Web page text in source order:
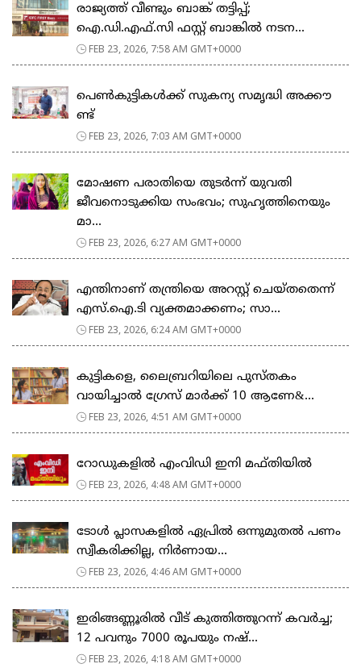
രാജ്യത്ത് വീണ്ടും ബാങ്ക് തട്ടിപ്പ്;
ഐ.ഡി.എഫ്.സി ഫസ്റ്റ് ബാങ്കിൽ നടന...
FEB 23, 2026, 7:58 AM GMT+0000
പെ​ൺ​കു​ട്ടി​ക​ൾ​ക്ക് സു​ക​ന്യ സ​മൃ​ദ്ധി അ​ക്കൗ​
ണ്ട്
FEB 23, 2026, 7:03 AM GMT+0000
മോഷണ പരാതിയെ തുടര്‍ന്ന് യുവതി
ജീവനൊടുക്കിയ സംഭവം; സുഹൃത്തിനെയും
മാ...
FEB 23, 2026, 6:27 AM GMT+0000
എന്തിനാണ് തന്ത്രിയെ അറസ്റ്റ് ചെയ്തതെന്ന്
എസ്.ഐ.ടി വ്യക്തമാക്കണം; സാ...
FEB 23, 2026, 6:24 AM GMT+0000
കുട്ടികളെ, ലൈബ്രറിയിലെ പുസ്തകം
വായിച്ചാല്‍ ഗ്രേസ് മാര്‍ക്ക് 10 ആണേ&...
FEB 23, 2026, 4:51 AM GMT+0000
റോഡുകളില്‍ എംവിഡി ഇനി മഫ്തിയില്‍
FEB 23, 2026, 4:48 AM GMT+0000
ടോള്‍ പ്ലാസകളില്‍ ഏപ്രില്‍ ഒന്നുമുതല്‍ പണം
സ്വീകരിക്കില്ല, നിര്‍ണായ...
FEB 23, 2026, 4:46 AM GMT+0000
ഇരിങ്ങണ്ണൂരിൽ വീട് കുത്തിത്തുറന്ന് കവർച്ച;
12 പവനും 7000 രൂപയും നഷ്...
FEB 23, 2026, 4:18 AM GMT+0000